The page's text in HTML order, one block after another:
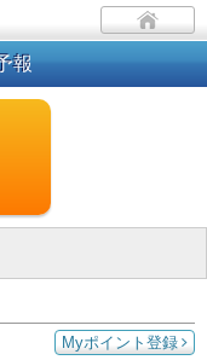
報
Myポイント登録